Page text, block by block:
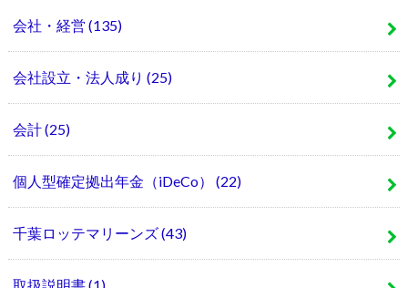
会社・経営 (135)
会社設立・法人成り (25)
会計(25)
個人型確定拠出年金（iDeCo） (22)
千葉ロッテマリーンズ(43)
取扱説明書(1)